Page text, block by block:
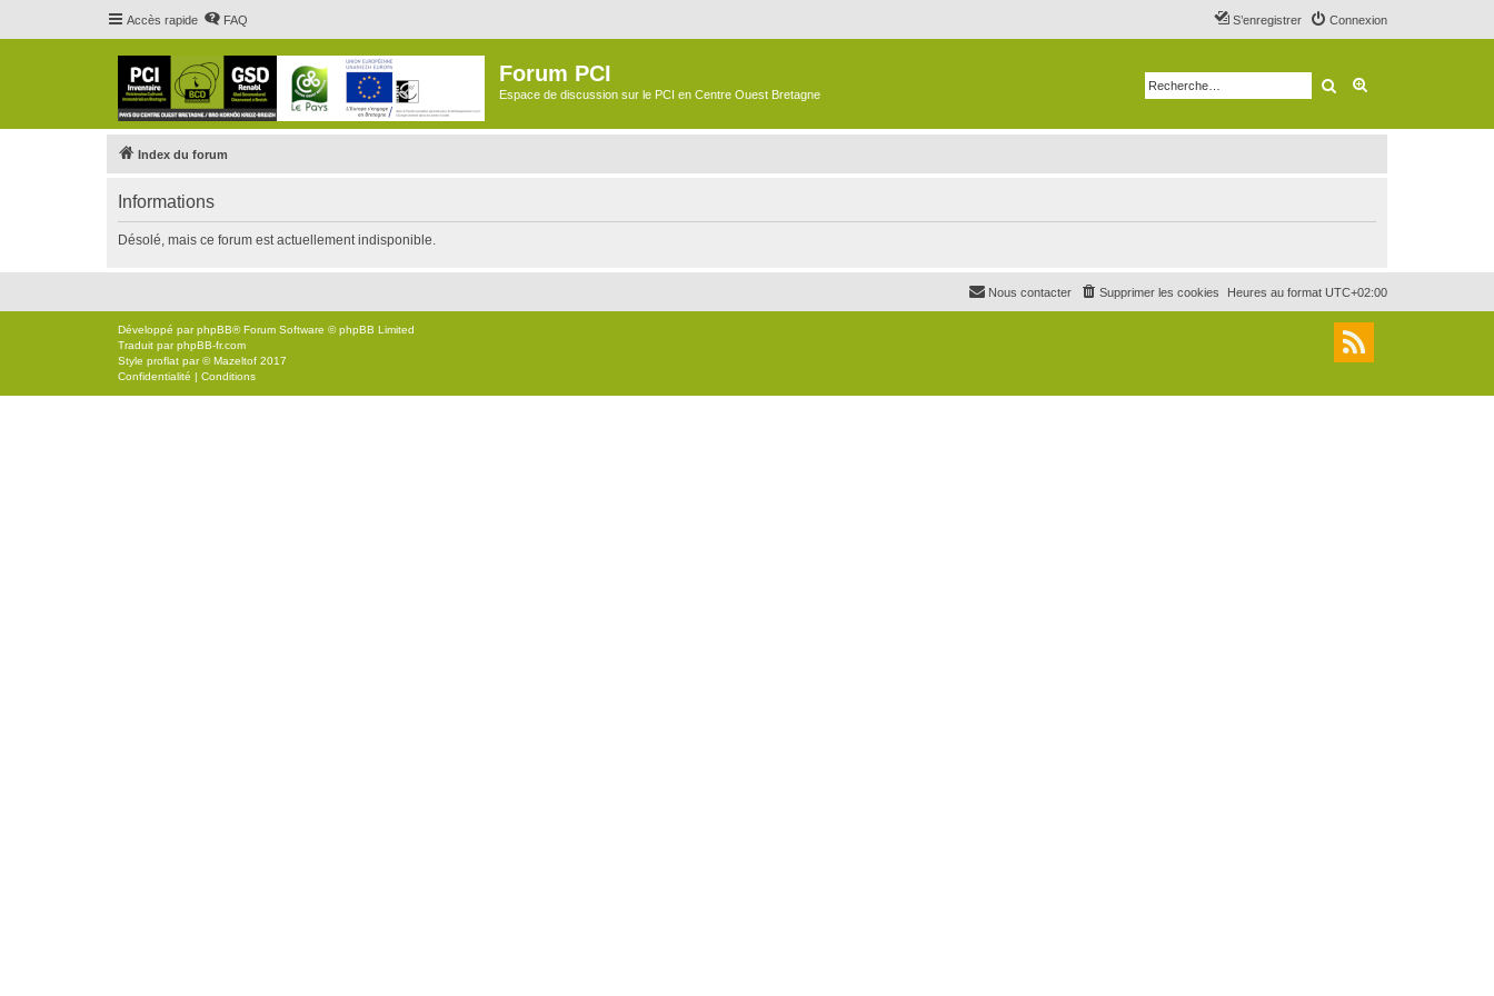
Accès rapide FAQ Connexion
S’enregistrer
Forum PCI
Espace de discussion sur le PCI en Centre Ouest Bretagne Rechercher
Index du forum
Informations
Désolé, mais ce forum est actuellement indisponible.
Heures au format UTC+02:00
Supprimer les cookies
Nous contacter
Développé parphpBB® Forum Software © phpBB Limited
Traduit parphpBB-fr.com
Style proflat par ©Mazeltof 2017
Confidentialité | Conditions